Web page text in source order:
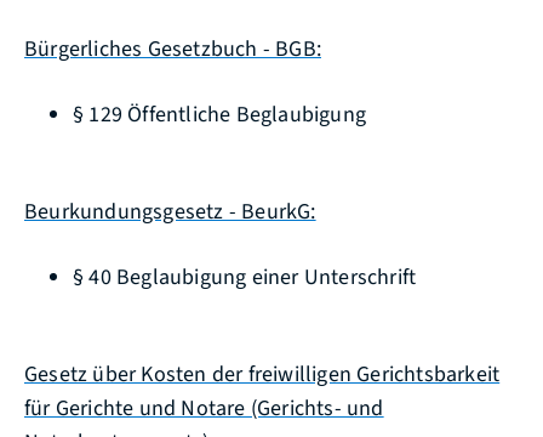
Bürgerliches Gesetzbuch - BGB:
§ 129 Öffentliche Beglaubigung
Beurkundungsgesetz - BeurkG:
§ 40 Beglaubigung einer Unterschrift
Gesetz über Kosten der freiwilligen Gerichtsbarkeit
für Gerichte und Notare (Gerichts- und